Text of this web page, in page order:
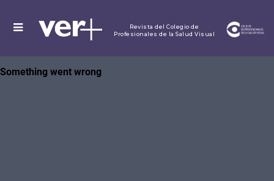
MENU
Revista del Colegio de
Profesionales de la Salud Visual